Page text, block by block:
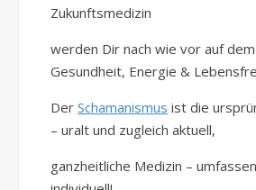
Zukunftsmedizin
werden Dir nach wie vor auf
Gesundheit, Energie &
Der Schamanismus ist die
– uralt und zugleich aktuell,
ganzheitliche Medizin –